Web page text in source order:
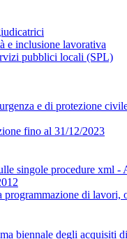
e inclusione lavorativa
pubblici locali (SPL)
e di protezione
fino al 31/12/2023
singole procedure xml -
di lavori,
biennale degli acquisiti